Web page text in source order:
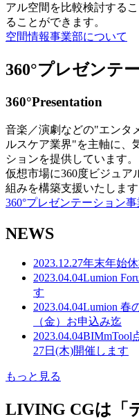
アル空間を比較検討する
ることができます。
空間情報事業部について
360°プレゼンテ
360°Presentation
音楽／演劇などの"エンタ
ルスケア業界"を主軸に、
ションを提供しています
仮想市場に360度ビジュア
組みを構築支援いたします
360°プレゼンテーション
NEWS
2023.12.27年末年始
2023.04.04Lumion
す
2023.04.04Lumion 春
（金）お申込み迄
2023.04.04BIMmTool
27日(木)開催します
もっと見る
LIVING CGは「